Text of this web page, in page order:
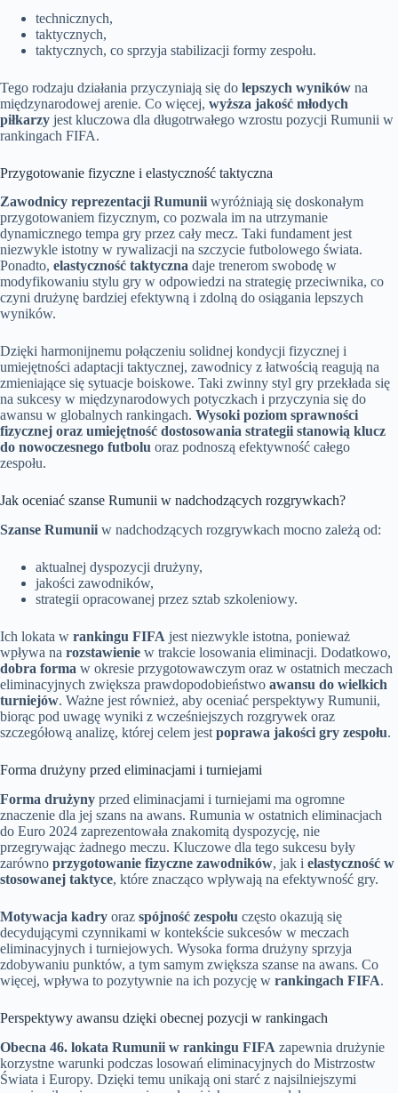
technicznych,
taktycznych,
taktycznych, co sprzyja stabilizacji formy zespołu.
Tego rodzaju działania przyczyniają się do lepszych wyników na
międzynarodowej arenie. Co więcej, wyższa jakość młodych
piłkarzy jest kluczowa dla długotrwałego wzrostu pozycji Rumunii w
rankingach FIFA.
Przygotowanie fizyczne i elastyczność taktyczna
Zawodnicy reprezentacji Rumunii wyróżniają się doskonałym
przygotowaniem fizycznym, co pozwala im na utrzymanie
dynamicznego tempa gry przez cały mecz. Taki fundament jest
niezwykle istotny w rywalizacji na szczycie futbolowego świata.
Ponadto, elastyczność taktyczna daje trenerom swobodę w
modyfikowaniu stylu gry w odpowiedzi na strategię przeciwnika, co
czyni drużynę bardziej efektywną i zdolną do osiągania lepszych
wyników.
Dzięki harmonijnemu połączeniu solidnej kondycji fizycznej i
umiejętności adaptacji taktycznej, zawodnicy z łatwością reagują na
zmieniające się sytuacje boiskowe. Taki zwinny styl gry przekłada się
na sukcesy w międzynarodowych potyczkach i przyczynia się do
awansu w globalnych rankingach. Wysoki poziom sprawności
fizycznej oraz umiejętność dostosowania strategii stanowią klucz
do nowoczesnego futbolu oraz podnoszą efektywność całego
zespołu.
Jak oceniać szanse Rumunii w nadchodzących rozgrywkach?
Szanse Rumunii w nadchodzących rozgrywkach mocno zależą od:
aktualnej dyspozycji drużyny,
jakości zawodników,
strategii opracowanej przez sztab szkoleniowy.
Ich lokata w rankingu FIFA jest niezwykle istotna, ponieważ
wpływa na rozstawienie w trakcie losowania eliminacji. Dodatkowo,
dobra forma w okresie przygotowawczym oraz w ostatnich meczach
eliminacyjnych zwiększa prawdopodobieństwo awansu do wielkich
turniejów. Ważne jest również, aby oceniać perspektywy Rumunii,
biorąc pod uwagę wyniki z wcześniejszych rozgrywek oraz
szczegółową analizę, której celem jest poprawa jakości gry zespołu.
Forma drużyny przed eliminacjami i turniejami
Forma drużyny przed eliminacjami i turniejami ma ogromne
znaczenie dla jej szans na awans. Rumunia w ostatnich eliminacjach
do Euro 2024 zaprezentowała znakomitą dyspozycję, nie
przegrywając żadnego meczu. Kluczowe dla tego sukcesu były
zarówno przygotowanie fizyczne zawodników, jak i elastyczność w
stosowanej taktyce, które znacząco wpływają na efektywność gry.
Motywacja kadry oraz spójność zespołu często okazują się
decydującymi czynnikami w kontekście sukcesów w meczach
eliminacyjnych i turniejowych. Wysoka forma drużyny sprzyja
zdobywaniu punktów, a tym samym zwiększa szanse na awans. Co
więcej, wpływa to pozytywnie na ich pozycję w rankingach FIFA.
Perspektywy awansu dzięki obecnej pozycji w rankingach
Obecna 46. lokata Rumunii w rankingu FIFA zapewnia drużynie
korzystne warunki podczas losowań eliminacyjnych do Mistrzostw
Świata i Europy. Dzięki temu unikają oni starć z najsilniejszymi